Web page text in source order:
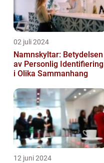
02 juli 2024
Namnskyltar: Betydelsen
av Personlig Identifiering
i Olika Sammanhang
12 juni 2024